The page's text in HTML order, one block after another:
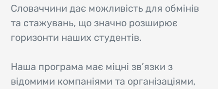
Словаччини дає можливість для обмінів
та стажувань, що значно розширює
горизонти наших студентів.
Наша програма має міцні зв’язки з
відомими компаніями та організаціями,